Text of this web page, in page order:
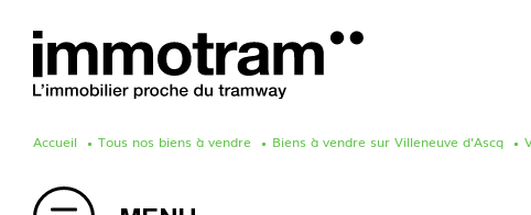
Accueil Tous nos biens à vendre Biens à vendre sur Villeneuve d'Ascq